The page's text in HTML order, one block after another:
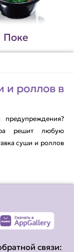
Поке
и роллов в
предупреждения?
решит любую
суши и роллов
блюд
на доставке и в
и салаты из
упаковке с
связи: